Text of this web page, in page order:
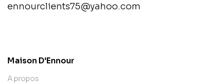
ennourclients75@yahoo.com
Maison D'Ennour
A propos